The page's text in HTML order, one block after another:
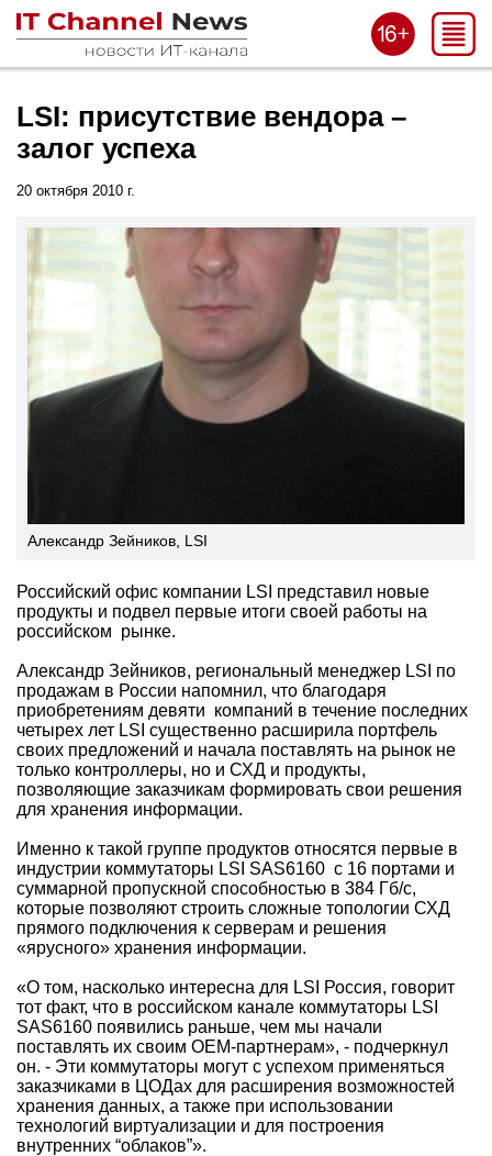
LSI: присутствие вендора –
залог успеха
20 октября 2010 г.
Александр Зейников, LSI
Российский офис компании LSI представил новые
продукты и подвел первые итоги своей работы на
российском рынке.
Александр Зейников, региональный менеджер LSI по
продажам в России напомнил, что благодаря
приобретениям девяти компаний в течение последних
четырех лет LSI существенно расширила портфель
своих предложений и начала поставлять на рынок не
только контроллеры, но и СХД и продукты,
позволяющие заказчикам формировать свои решения
для хранения информации.
Именно к такой группе продуктов относятся первые в
индустрии коммутаторы LSI SAS6160 с 16 портами и
суммарной пропускной способностью в 384 Гб/с,
которые позволяют строить сложные топологии СХД
прямого подключения к серверам и решения
«ярусного» хранения информации.
«О том, насколько интересна для LSI Россия, говорит
тот факт, что в российском канале коммутаторы LSI
SAS6160 появились раньше, чем мы начали
поставлять их своим ОЕМ-партнерам», - подчеркнул
он. - Эти коммутаторы могут с успехом применяться
заказчиками в ЦОДах для расширения возможностей
хранения данных, а также при использовании
технологий виртуализации и для построения
внутренних “облаков”».